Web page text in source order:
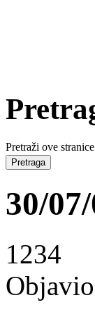
Pretraži ove
30/
1234